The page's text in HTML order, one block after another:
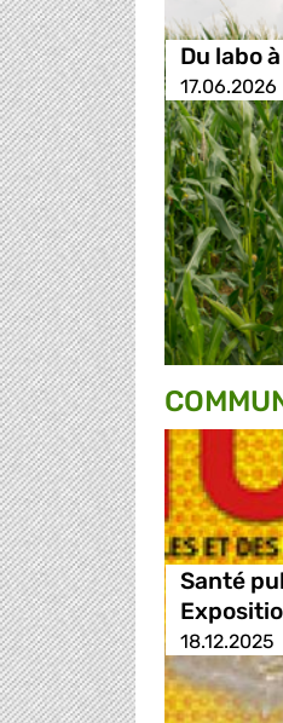
Du labo
17.06.2026
Santé
18.12.2025